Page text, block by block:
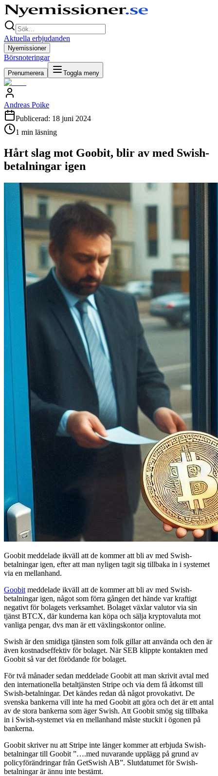
Aktuella erbjudanden
Nyemissioner
Börsnoteringar
Prenumerera Toggla meny
Andreas Poike
Publicerad: 18 juni 2024
1 min läsning
Hårt slag mot Goobit, blir av med Swish-
betalningar igen
Goobit meddelade ikväll att de kommer att bli av med Swish-
betalningar igen, efter att man nyligen tagit sig tillbaka in i systemet
via en mellanhand.
Goobit meddelade ikväll att de kommer att bli av med Swish-
betalningar igen, något som förra gången det hände var kraftigt
negativt för bolagets verksamhet. Bolaget växlar valutor via sin
tjänst BTCX, där kunderna kan köpa och sälja kryptovaluta mot
vanliga pengar, dvs man är ett växlingskontor online.
Swish är den smidiga tjänsten som folk gillar att använda och den är
även kostnadseffektiv för bolaget. När SEB klippte kontakten med
Goobit så var det förödande för bolaget.
För två månader sedan meddelade Goobit att man skrivit avtal med
den internationella betaltjänsten Stripe och via dem få åtkomst till
Swish-betalningar. Det kändes redan då något provokativt. De
svenska bankerna vill inte ha med Goobit att göra och det är ett antal
av de stora bankerna som äger Swish. Att Goobit smög sig tillbaka
in i Swish-systemet via en mellanhand måste stuckit i ögonen på
bankerna.
Goobit skriver nu att Stripe inte länger kommer att erbjuda Swish-
betalningar till Goobit ”….med nuvarande upplägg på grund av
policyförändringar från GetSwish AB”. Slutdatumet för Swish-
betalningar är ännu inte bestämt.